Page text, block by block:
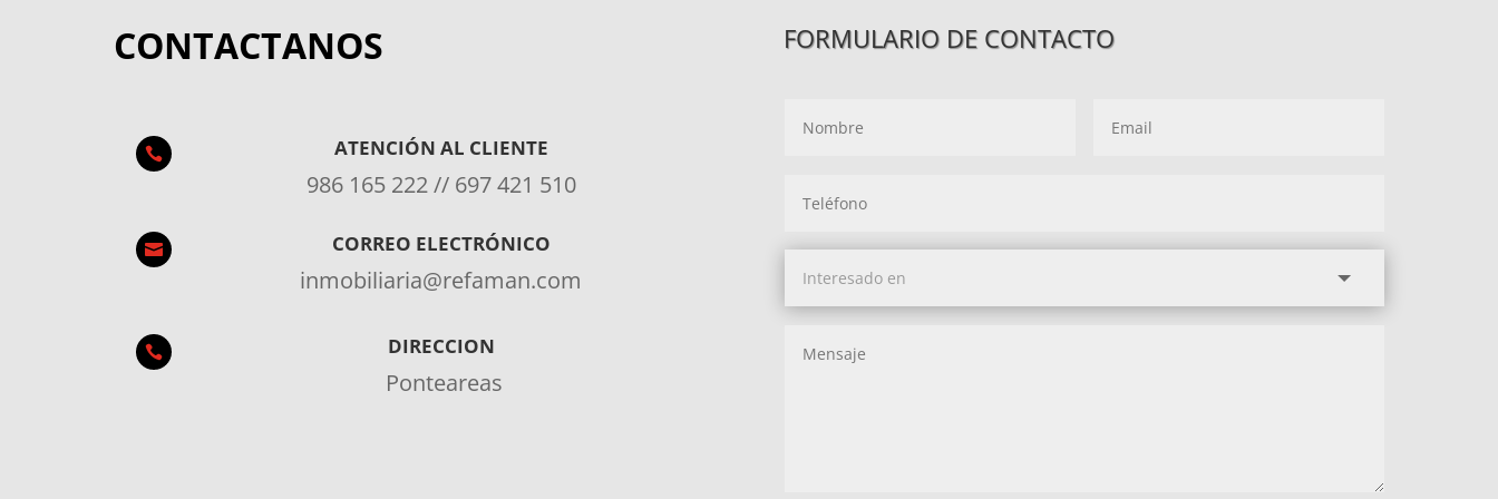
CONTACTANOS
 ATENCIÓN AL CLIENTE
986 165 222 // 697 421 510
 CORREO ELECTRÓNICO
inmobiliaria@refaman.com
 DIRECCION
Ponteareas
FORMULARIO DE CONTACTO